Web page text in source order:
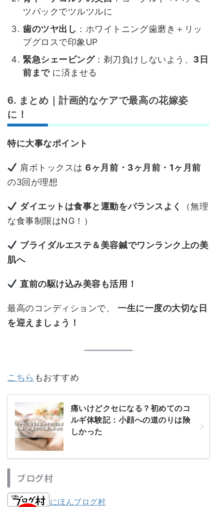
ツパックでツルツルに
歯のツヤ出し ：ホワイトニング歯磨き＋リッ
プグロスで印象UP
緊急シェービング：剃刀負けしないよう、 3日
前までに済ませる
6. まとめ｜計画的なケアで最高の花嫁姿
に！
特に大事なポイント
肩ボトックスは6ヶ月前・3ヶ月前・1ヶ月前
の3回が理想
ダイエットは食事と運動をバランスよく
（無理
な食事制限はNG！）
ブライダルエステ＆美容鍼でワンランク上の美
肌へ
直前の駆け込み美容も活用！
最高のコンディションで、一生に一度の大切な日
を迎えましょう！
こちら もおすすめ
痛いけどクセになる？初めてのコ
ルギ体験記：小顔への道のりは険
しかった
ブログ村
にほんブログ村